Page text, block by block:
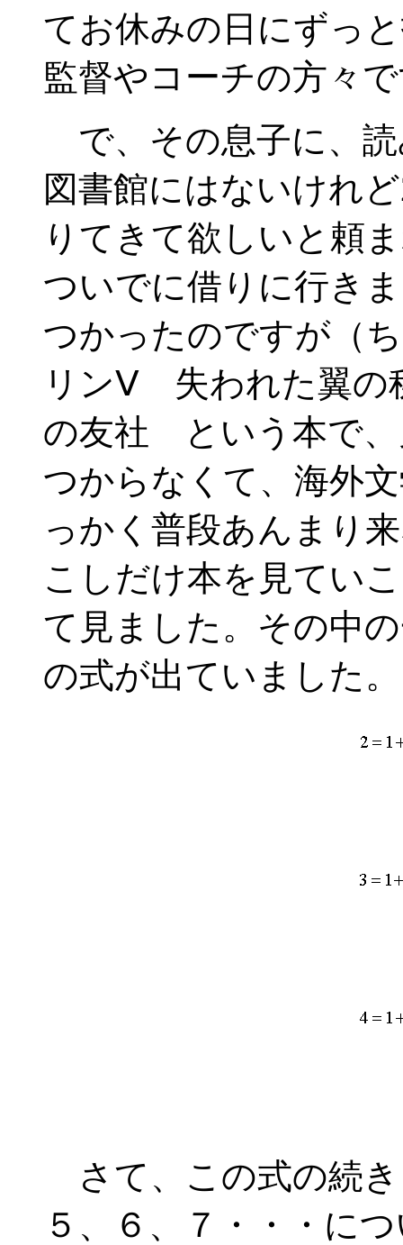
てお休みの日にずっ
監督やコーチの方々
で、その息子に、
図書館にはないけれ
りてきて欲しいと頼
ついでに借りに行き
つかったのですが（
リンⅤ 失われた翼の
の友社 という本で、
つからなくて、海外
っかく普段あんまり
こしだけ本を見てい
て見ました。その中
の式が出ていました。
さて、この式の続
５、６、７・・・に